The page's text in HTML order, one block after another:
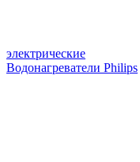
электрические
Водонагреватели Philips